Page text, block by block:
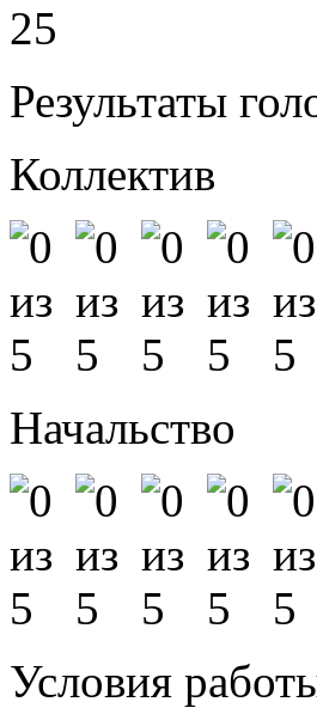
25
Результаты
Коллектив
Начальство
Условия